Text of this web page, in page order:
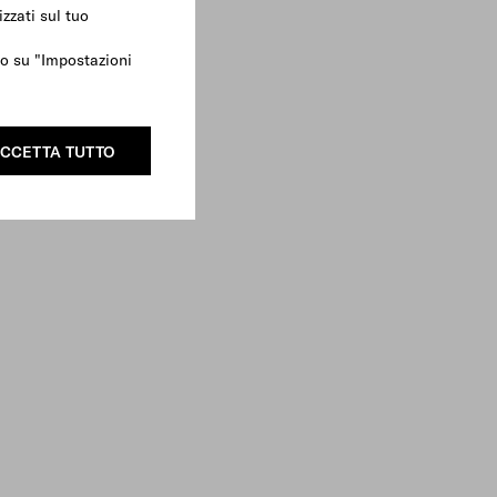
sul tuo
su "Impostazioni
TUTTO